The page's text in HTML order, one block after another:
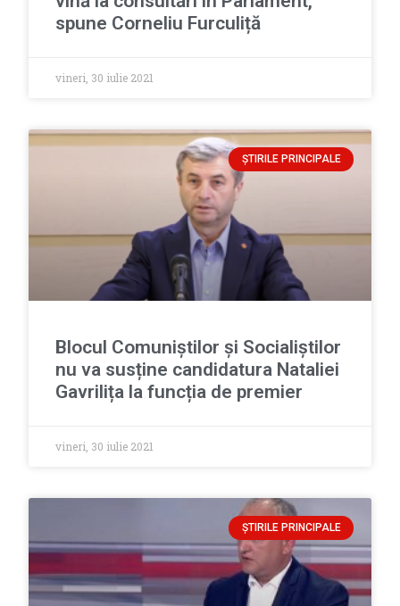
spune Corneliu Furculiță
vineri, 30 iulie 2021
ȘTIRILE PRINCIPALE
Blocul Comuniștilor și Socialiștilor
nu va susține candidatura Nataliei
Gavrilița la funcția de premier
vineri, 30 iulie 2021
ȘTIRILE PRINCIPALE